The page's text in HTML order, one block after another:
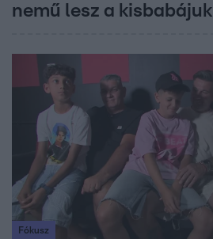
nemű lesz a kisbabájuk
Fókusz